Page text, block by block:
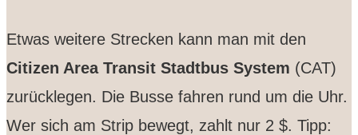
Etwas weitere Strecken kann man mit den
Citizen Area Transit Stadtbus System (CAT)
zurücklegen. Die Busse fahren rund um die Uhr.
Wer sich am Strip bewegt, zahlt nur 2 $. Tipp: